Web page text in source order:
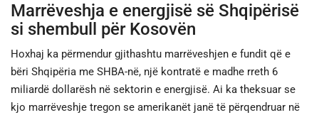
Marrëveshja e energjisë së Shqipërisë
si shembull për Kosovën
Hoxhaj ka përmendur gjithashtu marrëveshjen e fundit që e
bëri Shqipëria me SHBA-në, një kontratë e madhe rreth 6
miliardë dollarësh në sektorin e energjisë. Ai ka theksuar se
kjo marrëveshje tregon se amerikanët janë të përqendruar në